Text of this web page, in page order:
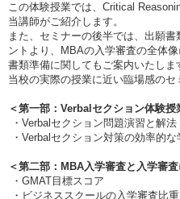
この体験授業では、Critical
当講師がご紹介します。
また、セミナーの後半では、出願
ントより、MBAの入学審査の全体
書類準備に関してもご案内いたしま
当校の実際の授業に近い臨場感のセ
＜第一部：Verbalセクション体験授
・Verbalセクション問題演習と解法
・Verbalセクション対策の効率的な
＜第二部：MBA入学審査と入学審
・GMAT目標スコア
・ビジネススクールの入学審査比重